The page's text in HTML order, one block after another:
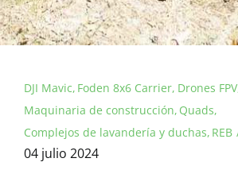
DJI Mavic Foden 8x6 Carrier Drones FPV
Maquinaria de construcción Quads
Complejos de lavandería y duchas REB
04 julio 2024